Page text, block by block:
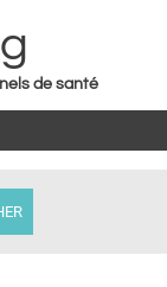
de santé